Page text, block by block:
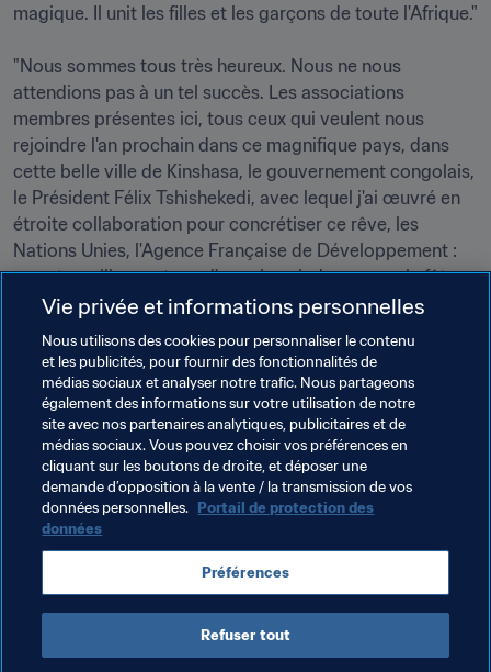
magique. Il unit les filles et les garçons de toute l'Afrique."
"Nous sommes tous très heureux. Nous ne nous
attendions pas à un tel succès. Les associations
membres présentes ici, tous ceux qui veulent nous
rejoindre l'an prochain dans ce magnifique pays, dans
cette belle ville de Kinshasa, le gouvernement congolais,
le Président Félix Tshishekedi, avec lequel j'ai œuvré en
étroite collaboration pour concrétiser ce rêve, les
Nations Unies, l'Agence Française de Développement :
nous travaillerons tous d'arrache-pied pour que la fête
soit plus belle encore l'année prochaine."
Thèmes en lien
Président de la FIFA Organisation
Organisation CAF Congo DR Morocco
Vie privée et informations personnelles
Nous utilisons des cookies pour personnaliser le contenu
et les publicités, pour fournir des fonctionnalités de
médias sociaux et analyser notre trafic. Nous partageons
également des informations sur votre utilisation de notre
site avec nos partenaires analytiques, publicitaires et de
médias sociaux. Vous pouvez choisir vos préférences en
cliquant sur les boutons de droite, et déposer une
demande d’opposition à la vente / la transmission de vos
données personnelles. Portail de protection des
données
Préférences
Refuser tout